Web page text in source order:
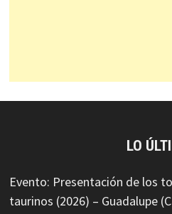
LO
Evento: Presentación de los
taurinos (2026) – Guadalupe